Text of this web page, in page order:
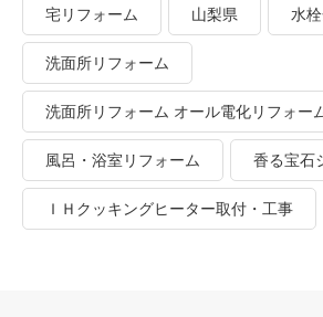
宅リフォーム 山梨県 水
洗面所リフォーム
洗面所リフォーム オール電化リフォー
風呂・浴室リフォーム 香る宝石
ＩＨクッキングヒーター取付・工事